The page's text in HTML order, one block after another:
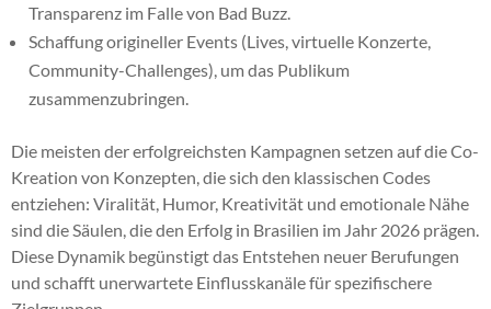
Transparenz im Falle von Bad Buzz.
Schaffung origineller Events (Lives, virtuelle Konzerte,
Community-Challenges), um das Publikum
zusammenzubringen.
Die meisten der erfolgreichsten Kampagnen setzen auf die Co-
Kreation von Konzepten, die sich den klassischen Codes
entziehen: Viralität, Humor, Kreativität und emotionale Nähe
sind die Säulen, die den Erfolg in Brasilien im Jahr 2026 prägen.
Diese Dynamik begünstigt das Entstehen neuer Berufungen
und schafft unerwartete Einflusskanäle für spezifischere